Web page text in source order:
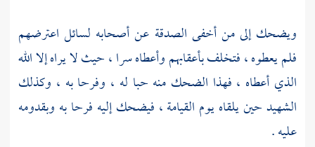
ويضحك إلى من أخفى الصدقة عن أصحابه لسائل اعترضهم
فلم يعطوه ، فتخلف بأعقابهم وأعطاه سرا ، حيث لا يراه إلا الله
الذي أعطاه ، فهذا الضحك منه حبا له ، وفرحا به ، وكذلك
الشهيد حين يلقاه يوم القيامة ، فيضحك إليه فرحا به وبقدومه
عليه .